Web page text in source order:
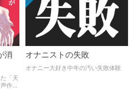
消
「天
作品
オナニストの失敗
オナニー大好き中年の汚い失敗体験